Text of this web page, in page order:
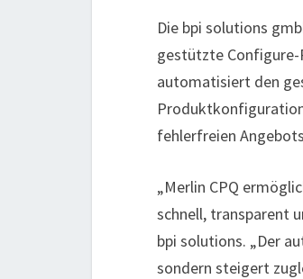
Die bpi solutions
gestützte Configure-
automatisiert den
fehlerfreien
„Merlin CPQ
schnell, transparent
bpi solutions. „Der
sondern steigert